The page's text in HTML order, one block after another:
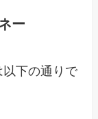
ー
下の通りで